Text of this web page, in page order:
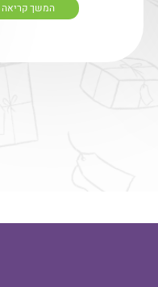
המשך קריאה